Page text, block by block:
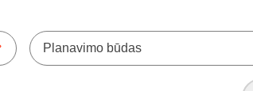
Planavimo būdas